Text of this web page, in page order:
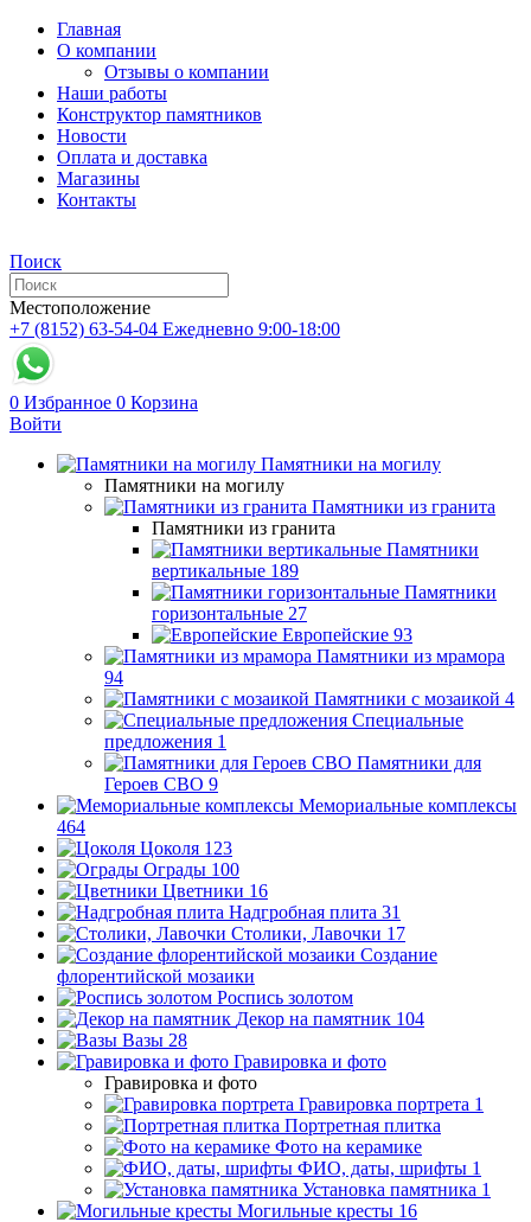
Главная
О компании
Отзывы о компании
Наши работы
Конструктор памятников
Новости
Оплата и доставка
Магазины
Контакты
Поиск
Местоположение
+7 (8152) 63-54-04 Ежедневно 9:00-18:00
0 Избранное 0 Корзина
Войти
Памятники на могилу
Памятники на могилу
Памятники из гранита
Памятники из гранита
Памятники
вертикальные 189
Памятники
горизонтальные 27
Европейские 93
Памятники из мрамора
94
Памятники с мозаикой 4
Специальные
предложения 1
Памятники для
Героев СВО 9
Мемориальные комплексы
464
Цоколя 123
Ограды 100
Цветники 16
Надгробная плита 31
Столики, Лавочки 17
Создание
флорентийской мозаики
Роспись золотом
Декор на памятник 104
Вазы 28
Гравировка и фото
Гравировка и фото
Гравировка портрета 1
Портретная плитка
Фото на керамике
ФИО, даты, шрифты 1
Установка памятника 1
Могильные кресты 16